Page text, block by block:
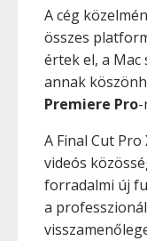
A cég
összes
értek el, a
annak
Premiere Pro-
A Final Cut
videós
forradalmi új
a